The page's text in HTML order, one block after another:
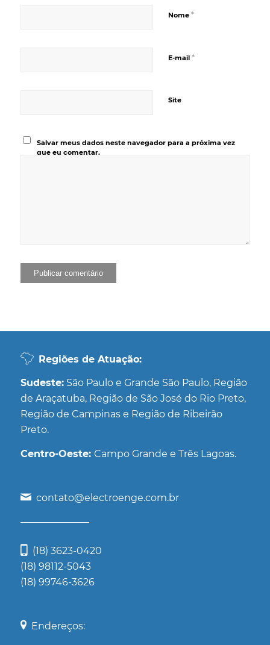
Nome *
E-mail *
Site
Salvar meus dados neste navegador para a próxima vez
que eu comentar.
Regiões de Atuação:
Sudeste:São Paulo e Grande São Paulo, Região
de Araçatuba, Região de São José do Rio Preto,
Região de Campinas e Região de Ribeirão
Preto.
Centro-Oeste: Campo Grande e Três Lagoas.
contato@electroenge.com.br
(18) 3623-0420
(18) 98112-5043
(18) 99746-3626
Endereços: